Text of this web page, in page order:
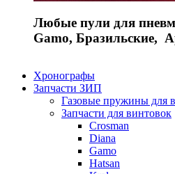
Любые пули для
Gamo, Бразильские,
Хронографы
Запчасти ЗИП
Газовые пружины для
Запчасти для винтовок
Crosman
Diana
Gamo
Hatsan